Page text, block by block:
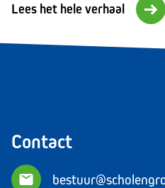
Lees het hele verhaal
Contact